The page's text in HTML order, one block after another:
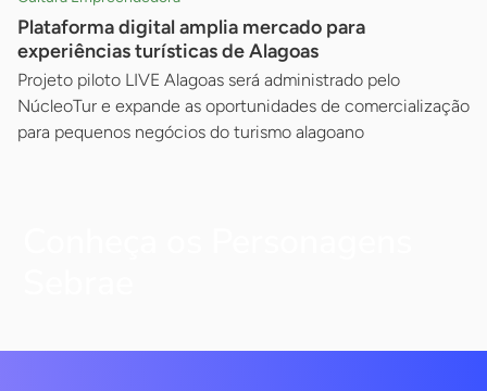
Plataforma digital amplia mercado para
experiências turísticas de Alagoas
Projeto piloto LIVE Alagoas será administrado pelo
NúcleoTur e expande as oportunidades de comercialização
para pequenos negócios do turismo alagoano